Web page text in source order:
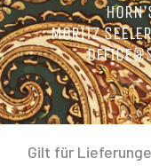
MORITZ
Gilt für